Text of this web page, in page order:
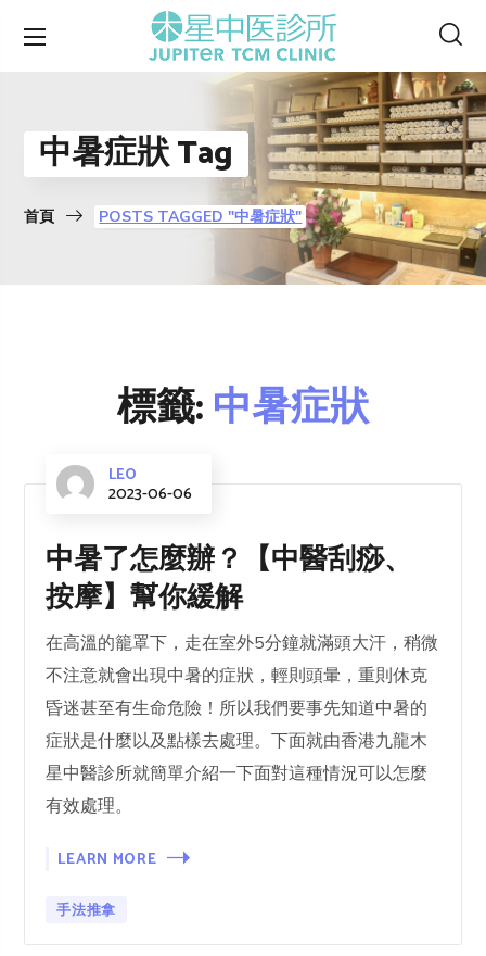
中暑症狀 Tag
首頁 POSTS TAGGED "中暑症狀"
標籤:中暑症狀
LEO
2023-06-06
中暑了怎麼辦？【中醫刮痧、
按摩】幫你緩解
在高溫的籠罩下，走在室外5分鐘就滿頭大汗，稍微
不注意就會出現中暑的症狀，輕則頭暈，重則休克
昏迷甚至有生命危險！所以我們要事先知道中暑的
症狀是什麼以及點樣去處理。下面就由香港九龍木
星中醫診所就簡單介紹一下面對這種情況可以怎麼
有效處理。
LEARN MORE
手法推拿